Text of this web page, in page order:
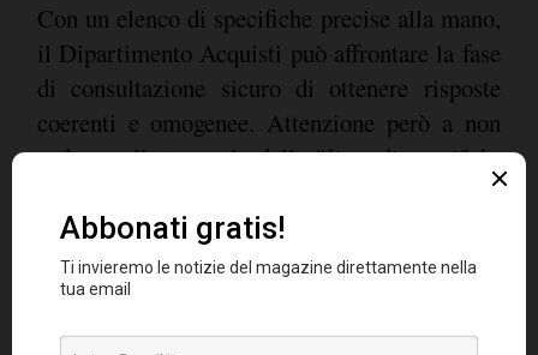
Con un elenco di specifiche precise alla mano,
il Dipartimento Acquisti può affrontare la fase
di consultazione sicuro di ottenere risposte
coerenti e omogenee. Attenzione però a non
cadere nella trappola delle "liste di specifiche
"! C'è una sottile differenza tra una
soluzione altamente performante e una
"inutilmente" complessa: la capacità di
selezionare e ordinare i bisogni in ordine di
importanza. Il suggerimento è quindi quello di